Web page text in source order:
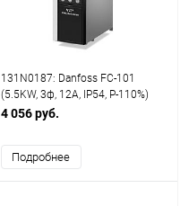
131N0187: Danfoss FC-101
(5.5KW, 3ф, 12A, IP54, P-110%)
4 056 руб.
Подробнее